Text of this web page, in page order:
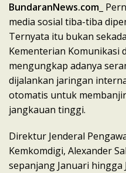
BundaranNews.com _
media sosial tiba-tiba
Ternyata itu bukan
Kementerian Komunikasi
mengungkap adanya
dijalankan jaringan
otomatis untuk
jangkauan tinggi.
Direktur Jenderal
Kemkomdigi, Alexander
sepanjang Januari